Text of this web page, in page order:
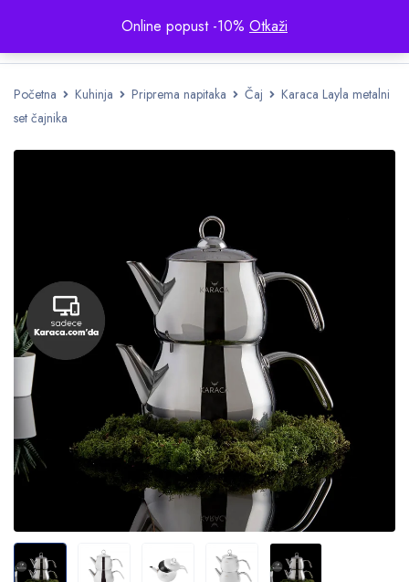
Online popust -10% Otkaži
Početna Kuhinja Priprema napitaka Čaj
Karaca Layla metalni
set čajnika